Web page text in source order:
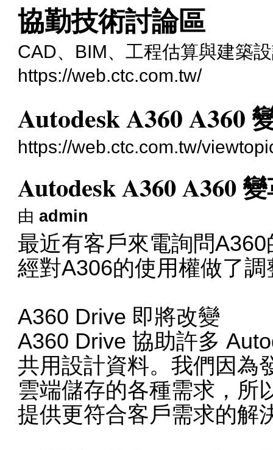
協勤技術討論區
CAD、BIM、工程估算與建築
https://web.ctc.com.tw/
Autodesk A360 A360
https://web.ctc.com.tw/
Autodesk A360 A360
由admin
最近有客戶來電詢問
經對A306的使用權做了
A360 Drive 即將改變
A360 Drive 協助許多
共用設計資料。我們因為
雲端儲存的各種需求，所
提供更符合客戶需求的解